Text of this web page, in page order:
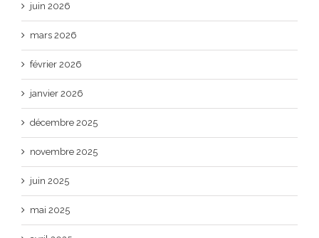
juin 2026
mars 2026
février 2026
janvier 2026
décembre 2025
novembre 2025
juin 2025
mai 2025